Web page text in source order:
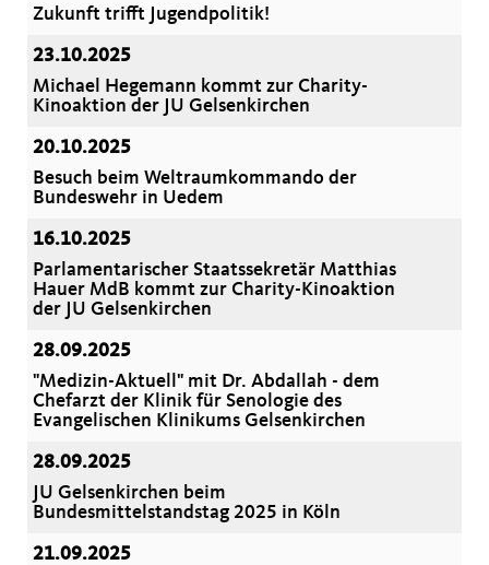
Zukunft trifft Jugendpolitik!
23.10.2025
Michael Hegemann kommt zur Charity-
Kinoaktion der JU Gelsenkirchen
20.10.2025
Besuch beim Weltraumkommando der
Bundeswehr in Uedem
16.10.2025
Parlamentarischer Staatssekretär Matthias
Hauer MdB kommt zur Charity-Kinoaktion
der JU Gelsenkirchen
28.09.2025
"Medizin-Aktuell" mit Dr. Abdallah - dem
Chefarzt der Klinik für Senologie des
Evangelischen Klinikums Gelsenkirchen
28.09.2025
JU Gelsenkirchen beim
Bundesmittelstandstag 2025 in Köln
21.09.2025